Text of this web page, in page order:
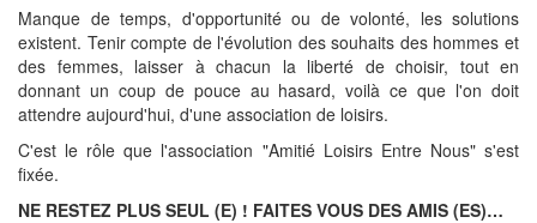
Manque de temps, d'opportunité ou de volonté, les solutions
existent. Tenir compte de l'évolution des souhaits des hommes et
des femmes, laisser à chacun la liberté de choisir, tout en
donnant un coup de pouce au hasard, voilà ce que l'on doit
attendre aujourd'hui, d'une association de loisirs.
C'est le rôle que l'association "Amitié Loisirs Entre Nous" s'est
fixée.
NE RESTEZ PLUS SEUL (E) ! FAITES VOUS DES AMIS (ES)…